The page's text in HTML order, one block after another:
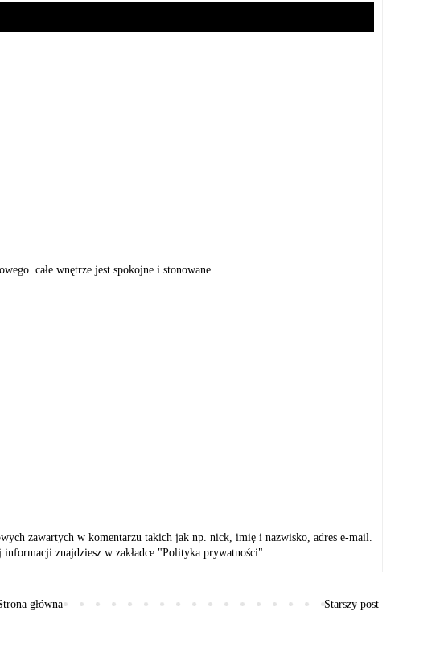
całe wnętrze jest spokojne i stonowane
zawartych w komentarzu takich jak np. nick, imię i nazwisko, adres e-mail.
znajdziesz w zakładce "Polityka prywatności".
Starszy post
główna